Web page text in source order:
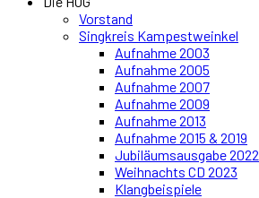
Vorstand
Singkreis Kampestweinkel
Aufnahme 2003
Aufnahme 2005
Aufnahme 2007
Aufnahme 2009
Aufnahme 2013
Aufnahme 2015 & 2019
Jubiläumsausgabe 2022
Weihnachts CD 2023
Klangbeispiele